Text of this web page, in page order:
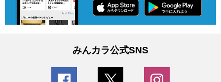
みんカラ公式SNS